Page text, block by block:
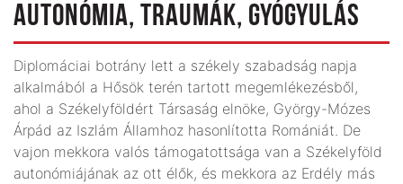
AUTONÓMIA, TRAUMÁK, GYÓGYULÁS
Diplomáciai botrány lett a székely szabadság napja
alkalmából a Hősök terén tartott megem­léke­zésből,
ahol a Székelyföldért Társaság elnöke, György-Mózes
Árpád az Iszlám Államhoz hasonlította Romániát. De
vajon mekkora valós támogatottsága van a Székelyföld
autonómiájának az ott élők, és mekkora az Erdély más